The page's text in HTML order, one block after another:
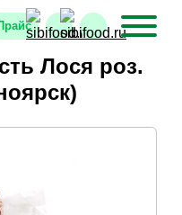
Лося роз.